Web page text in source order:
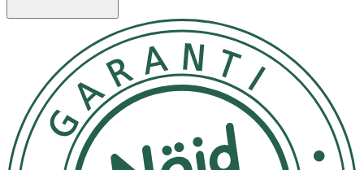
Persea gratissima oil Helianthus annuus seed oil Triticum
vulgare germ oil Daucus carota sativa root oil
Betacarotene Simmondsia chinensis seed oil Brassica
napus seed oil Rosmarinus officinalis leaf oil Tocopherol
Betasitosterol Squalene Rosa damascena flower oil
Glycine soja oil Parfum